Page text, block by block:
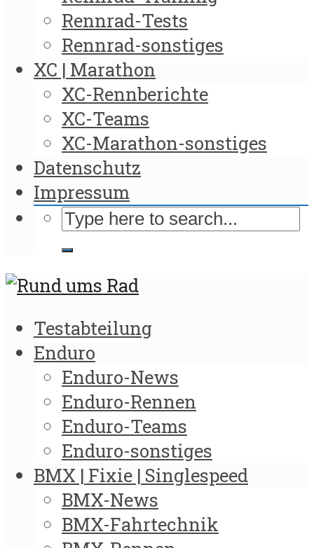
Rennrad-Tests
Rennrad-sonstiges
XC | Marathon
XC-Rennberichte
XC-Teams
XC-Marathon-sonstiges
Datenschutz
Impressum
Testabteilung
Enduro
Enduro-News
Enduro-Rennen
Enduro-Teams
Enduro-sonstiges
BMX | Fixie | Singlespeed
BMX-News
BMX-Fahrtechnik